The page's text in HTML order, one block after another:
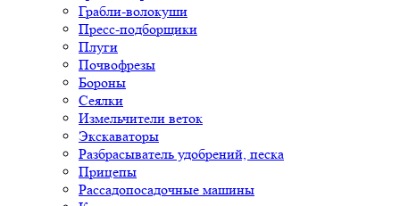
Грабли-волокуши
Пресс-подборщики
Плуги
Почвофрезы
Бороны
Сеялки
Измельчители веток
Экскаваторы
Разбрасыватель удобрений, песка
Прицепы
Рассадопосадочные машины